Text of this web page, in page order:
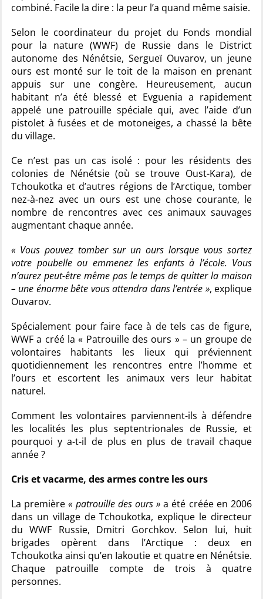
combiné. Facile la dire : la peur l’a quand même saisie.
Selon le coordinateur du projet du Fonds mondial
pour la nature (WWF) de Russie dans le District
autonome des Nénétsie, Sergueï Ouvarov, un jeune
ours est monté sur le toit de la maison en prenant
appuis sur une congère. Heureusement, aucun
habitant n’a été blessé et Evguenia a rapidement
appelé une patrouille spéciale qui, avec l’aide d’un
pistolet à fusées et de motoneiges, a chassé la bête
du village.
Ce n’est pas un cas isolé : pour les résidents des
colonies de Nénétsie (où se trouve Oust-Kara), de
Tchoukotka et d’autres régions de l’Arctique, tomber
nez-à-nez avec un ours est une chose courante, le
nombre de rencontres avec ces animaux sauvages
augmentant chaque année.
« Vous pouvez tomber sur un ours lorsque vous sortez
votre poubelle ou emmenez les enfants à l’école. Vous
n’aurez peut-être même pas le temps de quitter la maison
– une énorme bête vous attendra dans l’entrée », explique
Ouvarov.
Spécialement pour faire face à de tels cas de figure,
WWF a créé la « Patrouille des ours » – un groupe de
volontaires habitants les lieux qui préviennent
quotidiennement les rencontres entre l’homme et
l’ours et escortent les animaux vers leur habitat
naturel.
Comment les volontaires parviennent-ils à défendre
les localités les plus septentrionales de Russie, et
pourquoi y a-t-il de plus en plus de travail chaque
année ?
Cris et vacarme, des armes contre les ours
La première« patrouille des ours » a été créée en 2006
dans un village de Tchoukotka, explique le directeur
du WWF Russie, Dmitri Gorchkov. Selon lui, huit
brigades opèrent dans l’Arctique : deux en
Tchoukotka ainsi qu’en Iakoutie et quatre en Nénétsie.
Chaque patrouille compte de trois à quatre
personnes.